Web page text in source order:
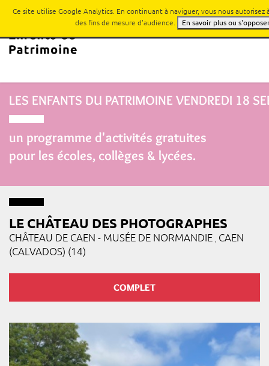
LES ENFANTS DU PATRIMOINE VENDREDI 18
un programme d'activités gratuites
pour les écoles, collèges & lycées.
LE CHÂTEAU DES PHOTOGRAPHES
CHÂTEAU DE CAEN - MUSÉE DE NORMANDIE CAEN
(CALVADOS) (14)
COMPLET
Ce site utilise Google Analytics. En continuant à naviguer, vous nous autorisez
des fins de mesure d'audience.
En savoir plus ou